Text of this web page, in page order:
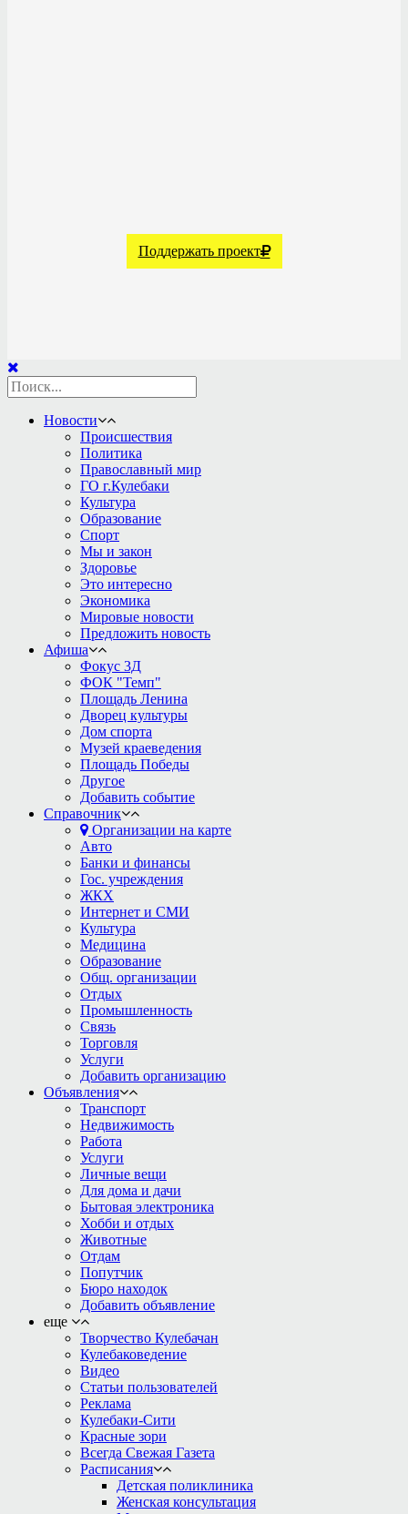
Поддержать проект
Новости
Происшествия
Политика
Православный мир
ГО г.Кулебаки
Культура
Образование
Спорт
Мы и закон
Здоровье
Это интересно
Экономика
Мировые новости
Предложить новость
Афиша
Фокус 3Д
ФОК "Темп"
Площадь Ленина
Дворец культуры
Дом спорта
Музей краеведения
Площадь Победы
Другое
Добавить событие
Справочник
Организации на карте
Авто
Банки и финансы
Гос. учреждения
ЖКХ
Интернет и СМИ
Культура
Медицина
Образование
Общ. организации
Отдых
Промышленность
Связь
Торговля
Услуги
Добавить организацию
Объявления
Транспорт
Недвижимость
Работа
Услуги
Личные вещи
Для дома и дачи
Бытовая электроника
Хобби и отдых
Животные
Отдам
Попутчик
Бюро находок
Добавить объявление
еще
Творчество Кулебачан
Кулебаковедение
Видео
Статьи пользователей
Реклама
Кулебаки-Сити
Красные зори
Всегда Свежая Газета
Расписания
Детская поликлиника
Женская консультация